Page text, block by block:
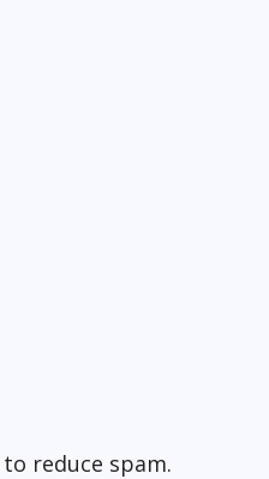
reduce spam.